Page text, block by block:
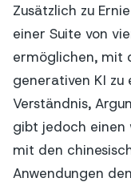
Zusätzlich zu
einer Suite von
ermöglichen, mit
generativen KI
Verständnis,
gibt jedoch einen
mit den
Anwendungen